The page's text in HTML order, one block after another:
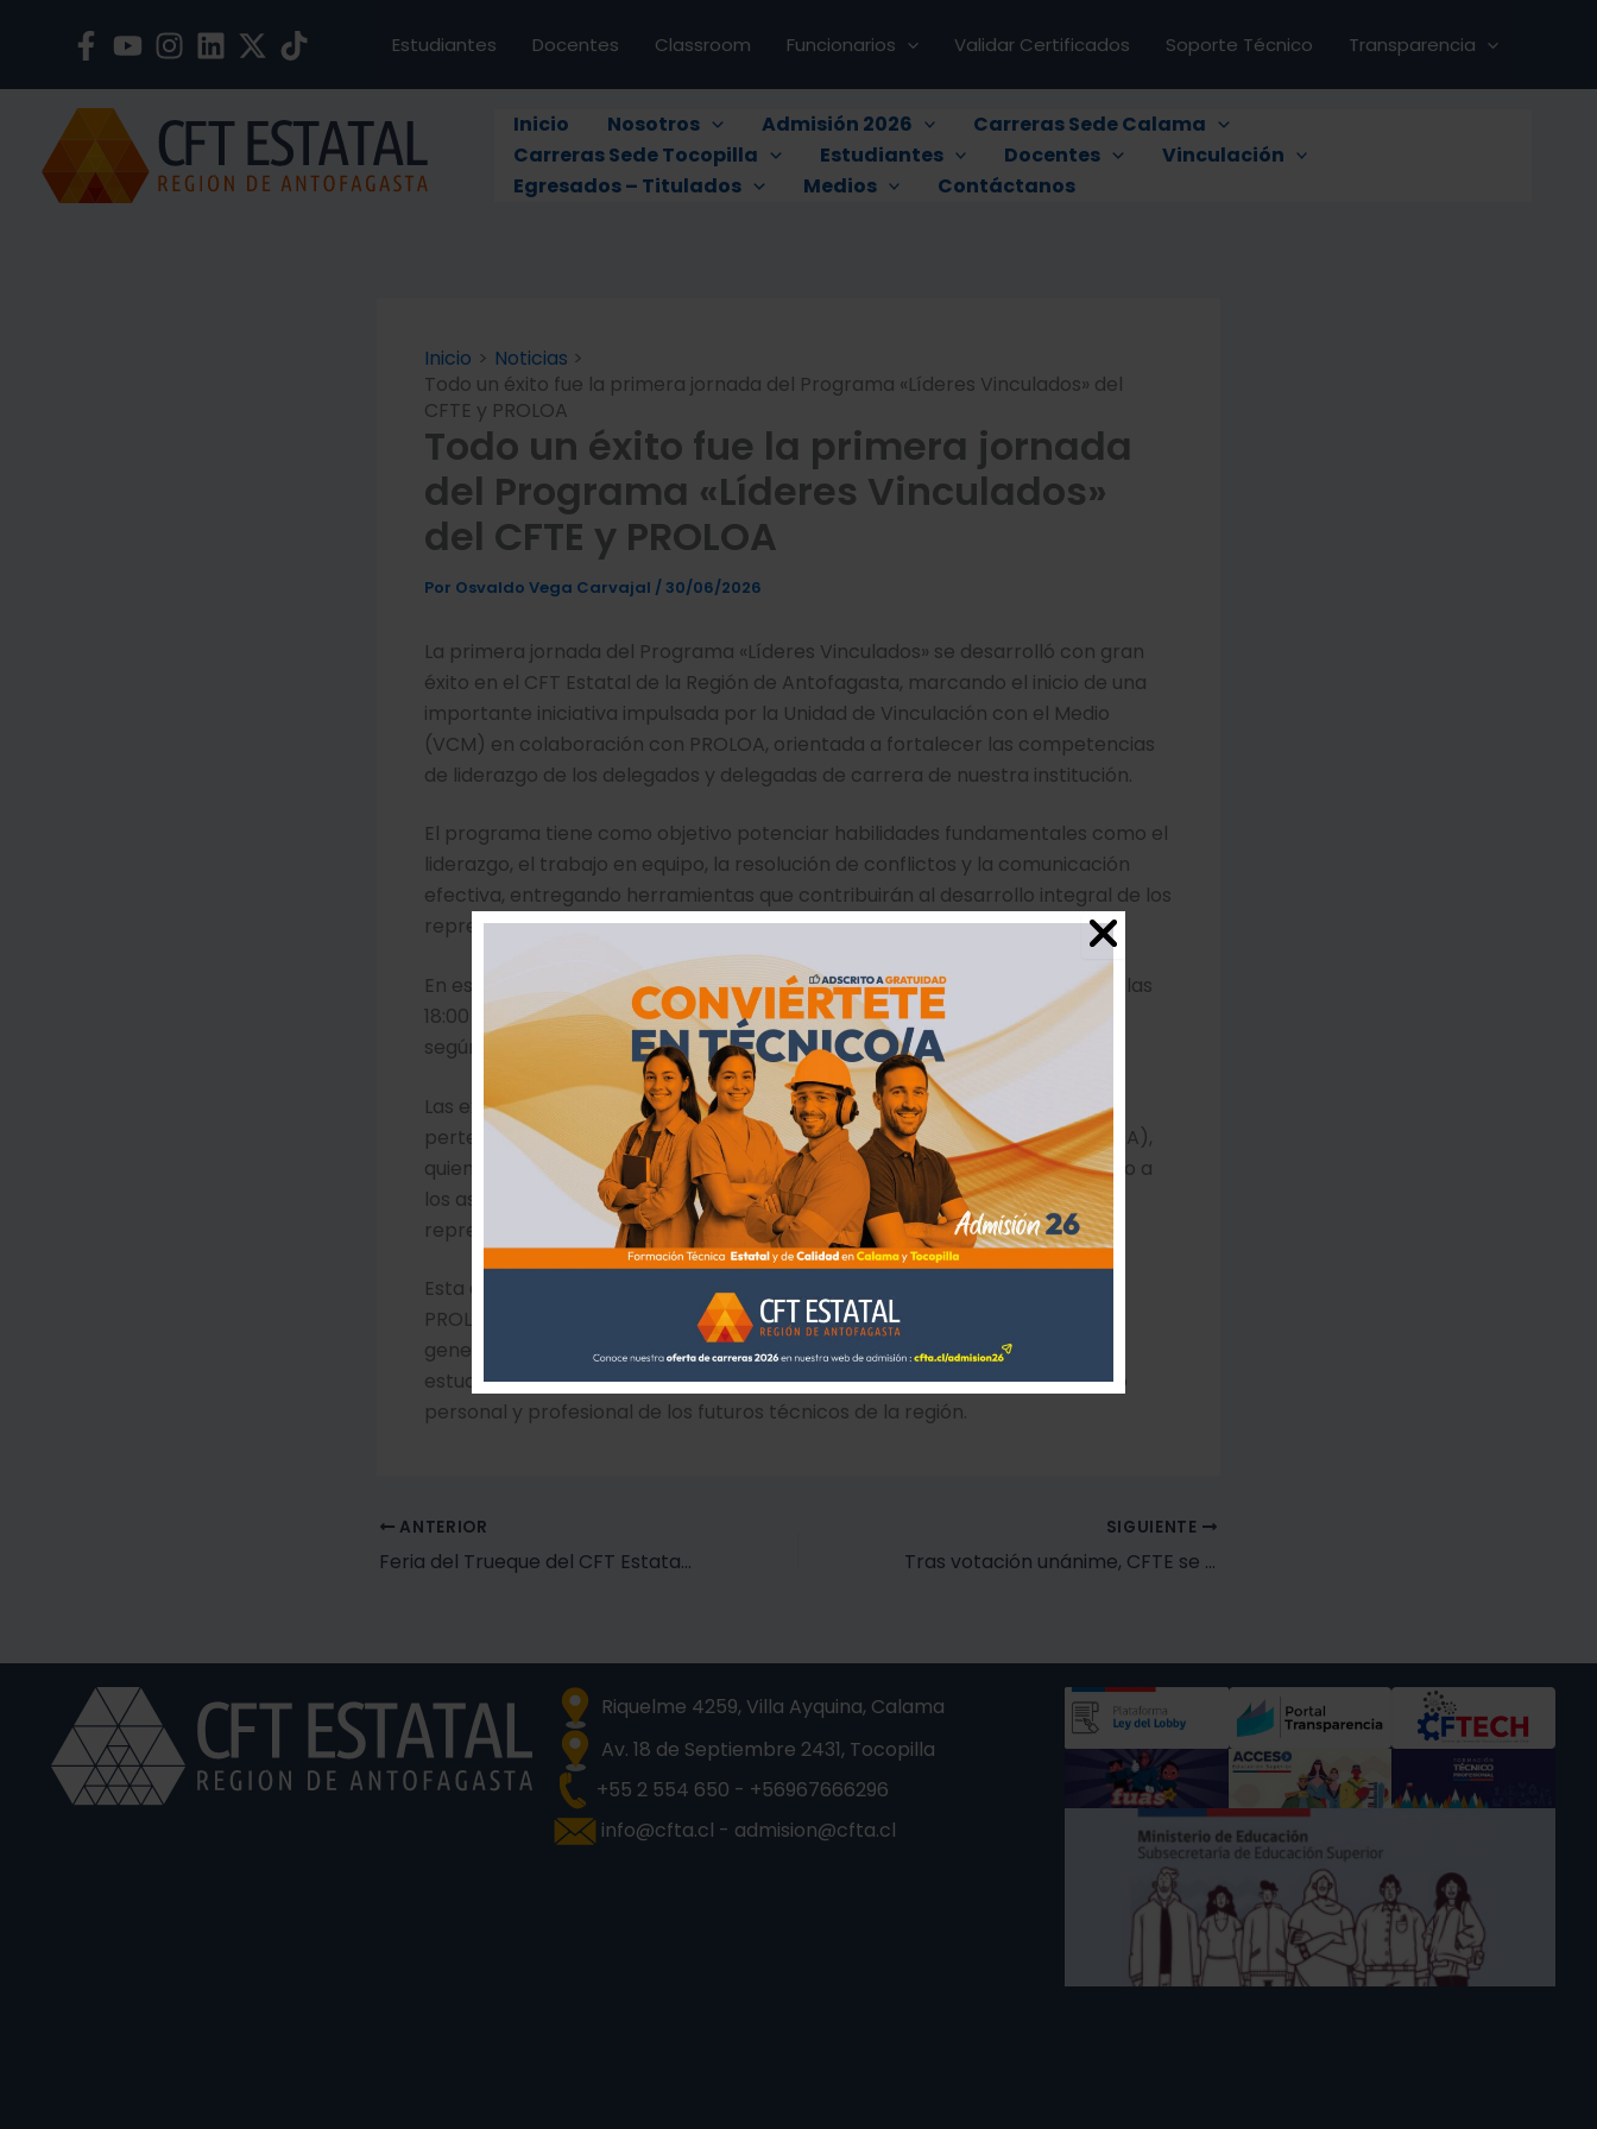
Estudiantes Docentes Classroom Funcionarios Validar Certificados Soporte Técnico Transparencia
Inicio Nosotros Admisión 2026
Carreras Sede Calama
Carreras Sede Tocopilla
Estudiantes Docentes
Vinculación
Egresados – Titulados
Medios Contáctanos
Inicio
Noticias
Todo un éxito fue la primera jornada del Programa «Líderes Vinculados» del
CFTE y PROLOA
Todo un éxito fue la primera jornada
del Programa «Líderes Vinculados»
del CFTE y PROLOA
Por Osvaldo Vega Carvajal / 30/06/2026
La primera jornada del Programa «Líderes Vinculados» se desarrolló con gran
éxito en el CFT Estatal de la Región de Antofagasta, marcando el inicio de una
importante iniciativa impulsada por la Unidad de Vinculación con el Medio
(VCM) en colaboración con PROLOA, orientada a fortalecer las competencias
de liderazgo de los delegados y delegadas de carrera de nuestra institución.
El programa tiene como objetivo potenciar habilidades fundamentales como el
liderazgo, el trabajo en equipo, la resolución de conflictos y la comunicación
efectiva, entregando herramientas que contribuirán al desarrollo integral de los
representantes estudiantiles.
En esta primera jornada se realizaron dos charlas, una al mediodía y otra a las
18:00 horas, con el propósito de facilitar la participación de los estudiantes
según su disponibilidad académica.
Las exposiciones estuvieron a cargo del profesional Hugo López Vega,
perteneciente a la Corporación de Desarrollo de la Provincia El Loa (PROLOA),
quien compartió su experiencia y conocimientos sobre liderazgo, motivando a
los asistentes a asumir con compromiso y responsabilidad su rol como
representantes de sus respectivas carreras.
Esta actividad se enmarca en el convenio de colaboración existente entre
PROLOA y el CFT Estatal de la Región de Antofagasta, alianza que continúa
generando instancias de aprendizaje y crecimiento para la comunidad
estudiantil, fortaleciendo tanto la formación académica como el desarrollo
personal y profesional de los futuros técnicos de la región.
ANTERIOR
Feria del Trueque del CFT Estatal fue todo un éxito en las sedes de Calama y Tocopilla
SIGUIENTE
Tras votación unánime, CFTE se adjudica proyecto para fortalecer la inclusión laboral en escuelas diferenciales de Calama y Tocopilla
Riquelme 4259, Villa Ayquina, Calama
Av. 18 de Septiembre 2431, Tocopilla
+55 2 554 650 - +56967666296
info@cfta.cl - admision@cfta.cl